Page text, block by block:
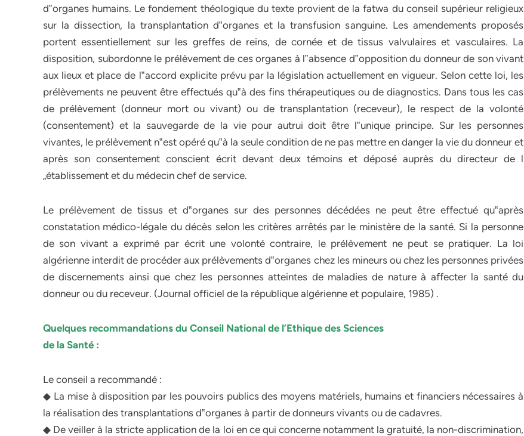
d‟organes humains. Le fondement théologique du texte provient de la fatwa du conseil supérieur religieux
sur la dissection, la transplantation d‟organes et la transfusion sanguine. Les amendements proposés
portent essentiellement sur les greffes de reins, de cornée et de tissus valvulaires et vasculaires. La
disposition, subordonne le prélèvement de ces organes à l‟absence d‟opposition du donneur de son vivant
aux lieux et place de l‟accord explicite prévu par la législation actuellement en vigueur. Selon cette loi, les
prélèvements ne peuvent être effectués qu‟à des fins thérapeutiques ou de diagnostics. Dans tous les cas
de prélèvement (donneur mort ou vivant) ou de transplantation (receveur), le respect de la volonté
(consentement) et la sauvegarde de la vie pour autrui doit être l‟unique principe. Sur les personnes
vivantes, le prélèvement n‟est opéré qu‟à la seule condition de ne pas mettre en danger la vie du donneur et
après son consentement conscient écrit devant deux témoins et déposé auprès du directeur de l
„établissement et du médecin chef de service.
Le prélèvement de tissus et d‟organes sur des personnes décédées ne peut être effectué qu‟après
constatation médico-légale du décès selon les critères arrêtés par le ministère de la santé. Si la personne
de son vivant a exprimé par écrit une volonté contraire, le prélèvement ne peut se pratiquer. La loi
algérienne interdit de procéder aux prélèvements d‟organes chez les mineurs ou chez les personnes privées
de discernements ainsi que chez les personnes atteintes de maladies de nature à affecter la santé du
donneur ou du receveur. (Journal officiel de la république algérienne et populaire, 1985) .
Quelques recommandations du Conseil National de l’Ethique des Sciences
de la Santé :
Le conseil a recommandé :
◆ La mise à disposition par les pouvoirs publics des moyens matériels, humains et financiers nécessaires à
la réalisation des transplantations d‟organes à partir de donneurs vivants ou de cadavres.
◆ De veiller à la stricte application de la loi en ce qui concerne notamment la gratuité, la non-discrimination,